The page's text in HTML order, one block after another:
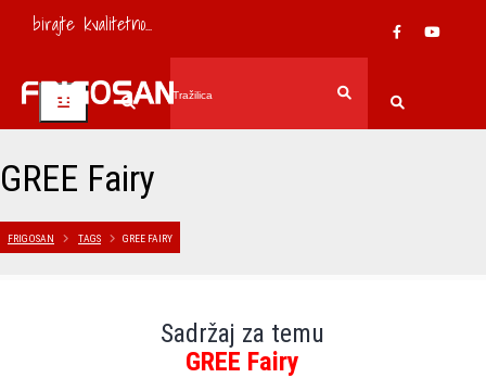
birajte kvalitetno...
GREE Fairy
FRIGOSAN TAGS GREE FAIRY
Sadržaj za temu
GREE Fairy